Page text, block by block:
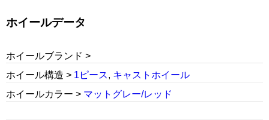
ホイールデータ
ホイールブランド >
ホイール構造 > 1ピース, キャストホイール
ホイールカラー > マットグレー/レッド